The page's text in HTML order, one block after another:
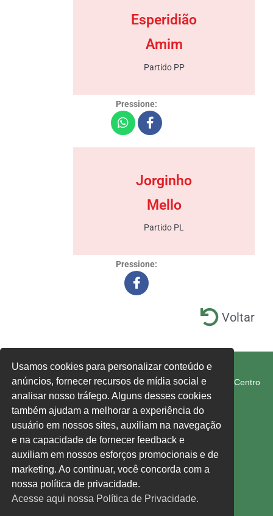
Esperidião
Amim
Partido PP
Pressione:
Jorginho
Mello
Partido PL
Pressione:
Voltar
FETRAM-SC/CUT
Rua Rui Barbosa, 274-E, Edifício 1° de Maio, 1° Andar, Centro
Chapecó SC 89801-040
fetram-sc@fetram-sc.org.br
Acesse nossa política de privacidade,clique aqui.
FacebookInstagramYouTube
Usamos cookies para personalizar conteúdo e
anúncios, fornecer recursos de mídia social e
analisar nosso tráfego. Alguns desses cookies
também ajudam a melhorar a experiência do
usuário em nossos sites, auxiliam na navegação
e na capacidade de fornecer feedback e
auxiliam em nossos esforços promocionais e de
marketing. Ao continuar, você concorda com a
nossa política de privacidade.
Acesse aqui nossa Política de Privacidade.